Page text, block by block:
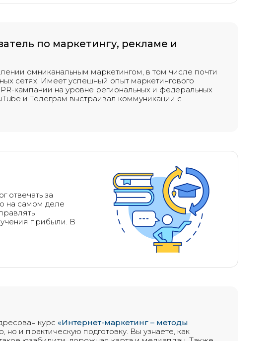
по маркетингу, рекламе и
омниканальным маркетингом, в том числе почти
сетях. Имеет успешный опыт маркетингового
кампании на уровне региональных и федеральных
и Телеграм выстраивал коммуникации с
отвечать за
на самом деле
прибыли. В
курс «Интернет-маркетинг – методы
но и практическую подготовку. Вы узнаете, как